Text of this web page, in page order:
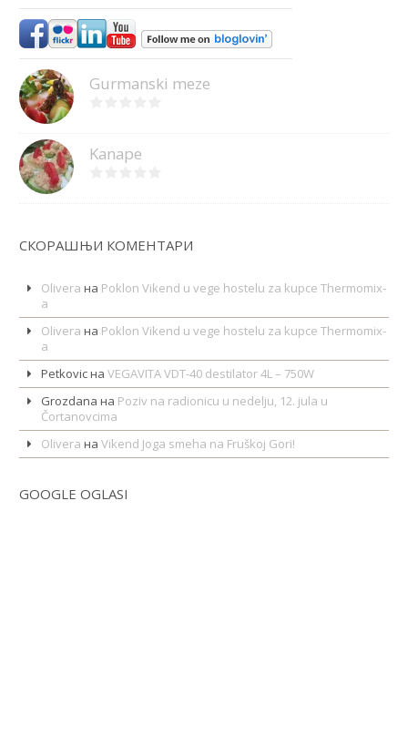
Gurmanski meze
Kanape
СКОРАШЊИ КОМЕНТАРИ
Olivera на Poklon Vikend u vege hostelu za kupce Thermomix-
a
Olivera на Poklon Vikend u vege hostelu za kupce Thermomix-
a
PetkovicнаVEGAVITA VDT-40 destilator 4L – 750W
Grozdana на Poziv na radionicu u nedelju, 12. jula u
Čortanovcima
Olivera наVikend Joga smeha na Fruškoj Gori!
GOOGLE OGLASI